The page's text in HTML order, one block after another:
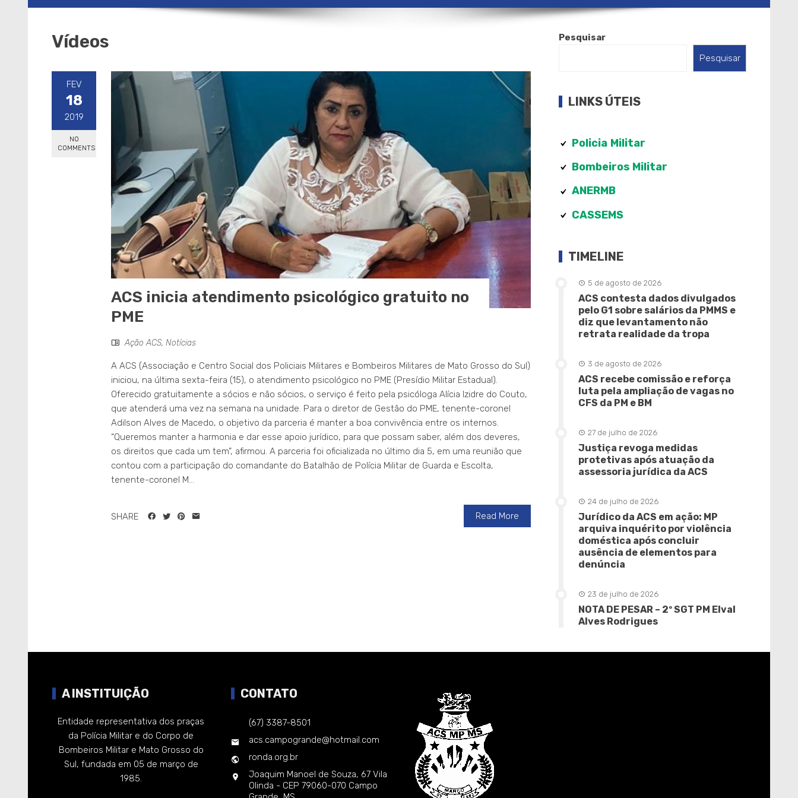
Vídeos
FEV
18
2019
NO
COMMENTS
ACS inicia atendimento psicológico gratuito no
PME
Ação ACS, Notícias
A ACS (Associação e Centro Social dos Policiais Militares e Bombeiros Militares de Mato Grosso do Sul)
iniciou, na última sexta-feira (15), o atendimento psicológico no PME (Presídio Militar Estadual).
Oferecido gratuitamente a sócios e não sócios, o serviço é feito pela psicóloga Alícia Izidre do Couto,
que atenderá uma vez na semana na unidade. Para o diretor de Gestão do PME, tenente-coronel
Adilson Alves de Macedo, o objetivo da parceria é manter a boa convivência entre os internos.
“Queremos manter a harmonia e dar esse apoio jurídico, para que possam saber, além dos deveres,
os direitos que cada um tem”, afirmou. A parceria foi oficializada no último dia 5, em uma reunião que
contou com a participação do comandante do Batalhão de Polícia Militar de Guarda e Escolta,
tenente-coronel M...
Read More
SHARE
Pesquisar
Pesquisar
LINKS ÚTEIS
Policia Militar
Bombeiros Militar
ANERMB
CASSEMS
TIMELINE
5 de agosto de 2026
ACS contesta dados divulgados
pelo G1 sobre salários da PMMS e
diz que levantamento não
retrata realidade da tropa
3 de agosto de 2026
ACS recebe comissão e reforça
luta pela ampliação de vagas no
CFS da PM e BM
27 de julho de 2026
Justiça revoga medidas
protetivas após atuação da
assessoria jurídica da ACS
24 de julho de 2026
Jurídico da ACS em ação: MP
arquiva inquérito por violência
doméstica após concluir
ausência de elementos para
denúncia
23 de julho de 2026
NOTA DE PESAR – 2º SGT PM Elval
Alves Rodrigues
A INSTITUIÇÃO
Entidade representativa dos praças
da Polícia Militar e do Corpo de
Bombeiros Militar e Mato Grosso do
Sul, fundada em 05 de março de
1985.
CONTATO
(67) 3387-8501
acs.campogrande@hotmail.com
ronda.org.br
Joaquim Manoel de Souza, 67 Vila
Olinda - CEP 79060-070 Campo